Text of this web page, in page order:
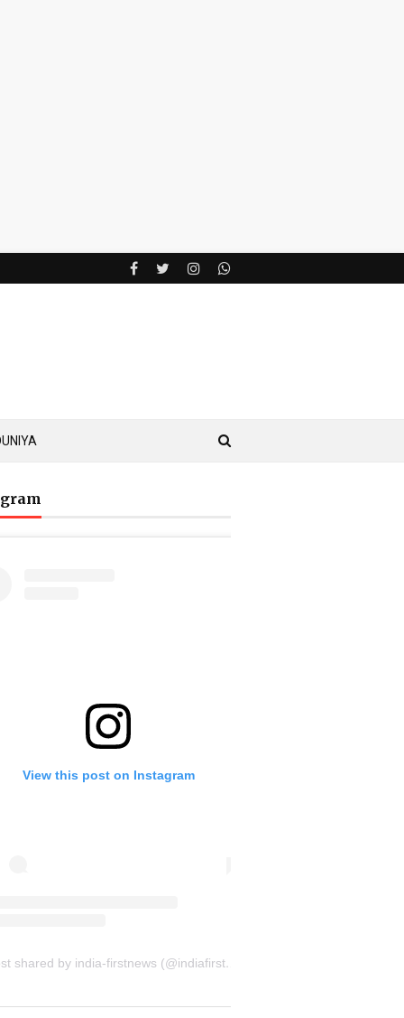
View this post on Instagram
A post shared by india-firstnews (@indiafirstnewsbkn)